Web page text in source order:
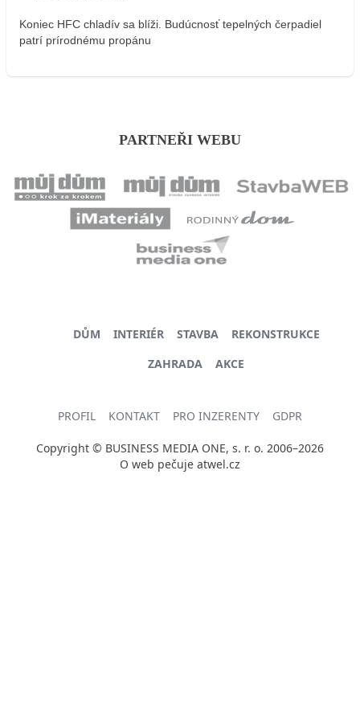
Koniec HFC chladív sa blíži. Budúcnosť tepelných čerpadiel
patrí prírodnému propánu
PARTNEŘI WEBU
DŮM INTERIÉR STAVBA
REKONSTRUKCE
ZAHRADA
AKCE
PROFIL KONTAKT PRO INZERENTY GDPR
Copyright © BUSINESS MEDIA ONE, s. r. o. 2006–2026